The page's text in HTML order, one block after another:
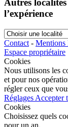
Autres
l’expérience
Choisir
une
localité
Contact - Mentions
Espace propriétaire
Cookies
Nous utilisons les
et pour nos
régler ceux que
Réglages Accepter
Cookies
Choisissez quels
pour un an.